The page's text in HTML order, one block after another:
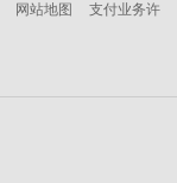
网站地图
支付业务许